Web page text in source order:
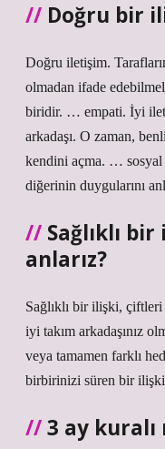
Doğru bir
Doğru iletişim.
olmadan ifade
biridir. … empati. İyi
arkadaşı. O zaman,
kendini açma. …
diğerinin duygularını
Sağlıklı
anlarız?
Sağlıklı bir ilişki,
iyi takım arkadaşınız
veya tamamen farklı
birbirinizi süren bir
3 ay